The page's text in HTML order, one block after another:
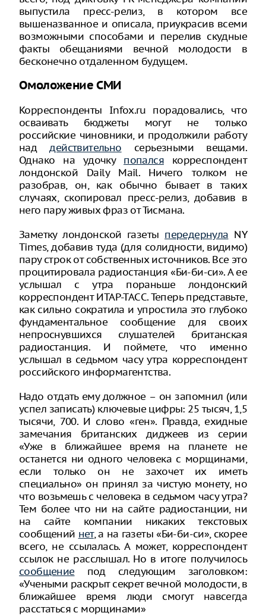
выпустила пресс-релиз, в котором все
вышеназванное и описала, приукрасив всеми
возможными способами и перелив скудные
факты обещаниями вечной молодости в
бесконечно отдаленном будущем.
Омоложение СМИ
Корреспонденты Infox.ru порадовались, что
осваивать бюджеты могут не только
российские чиновники, и продолжили работу
наддействительно серьезными вещами.
Однако на удочку попалсякорреспондент
лондонской Daily Mail. Ничего толком не
разобрав, он, как обычно бывает в таких
случаях, скопировал пресс-релиз, добавив в
него пару живых фраз от Тисмана.
Заметку лондонской газеты передернула NY
Times, добавив туда (для солидности, видимо)
пару строк от собственных источников. Все это
процитировала радиостанция «Би-би-си». А ее
услышал с утра пораньше лондонский
корреспондент ИТАР-ТАСС. Теперь представьте,
как сильно сократила и упростила это глубоко
фундаментальное сообщение для своих
непроснувшихся слушателей британская
радиостанция. И поймете, что именно
услышал в седьмом часу утра корреспондент
российского информагентства.
Надо отдать ему должное – он запомнил (или
успел записать) ключевые цифры: 25 тысяч, 1,5
тысячи, 700. И слово «ген». Правда, ехидные
замечания британских диджеев из серии
«Уже в ближайшее время на планете не
останется ни одного человека с морщинами,
если только он не захочет их иметь
специально» он принял за чистую монету, но
что возьмешь с человека в седьмом часу утра?
Тем более что ни на сайте радиостанции, ни
на сайте компании никаких текстовых
сообщений нет, а на газеты «Би-би-си», скорее
всего, не ссылалась. А может, корреспондент
ссылок не расслышал. Но в итоге получилось
сообщение под следующим заголовком:
«Учеными раскрыт секрет вечной молодости, в
ближайшее время люди смогут навсегда
расстаться с морщинами»